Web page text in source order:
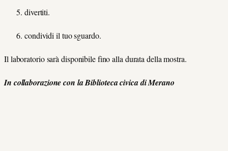
divertiti.
condividi il tuo sguardo.
Il laboratorio sarà disponibile fino alla durata della mostra.
In collaborazione con la Biblioteca civica di Merano